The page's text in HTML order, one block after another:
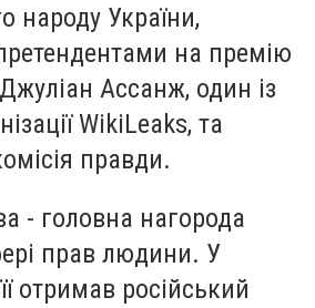
народу України,
на премію
Ассанж, один із
WikiLeaks, та
правди.
- головна нагорода
прав людини. У
отримав російський